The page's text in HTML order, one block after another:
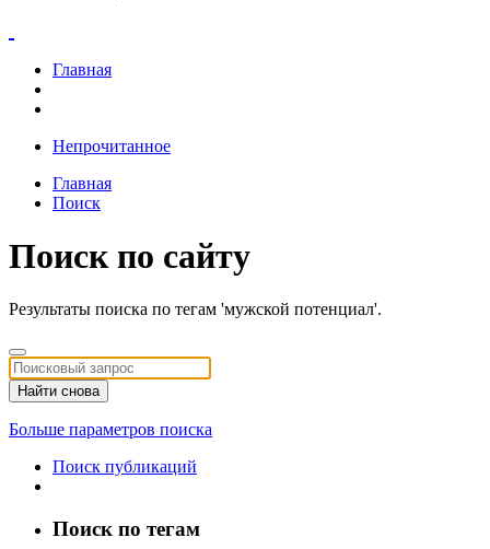
Главная
Непрочитанное
Главная
Поиск
Поиск по сайту
Результаты поиска по тегам 'мужской потенциал'.
Найти снова
Больше параметров поиска
Поиск публикаций
Поиск по тегам